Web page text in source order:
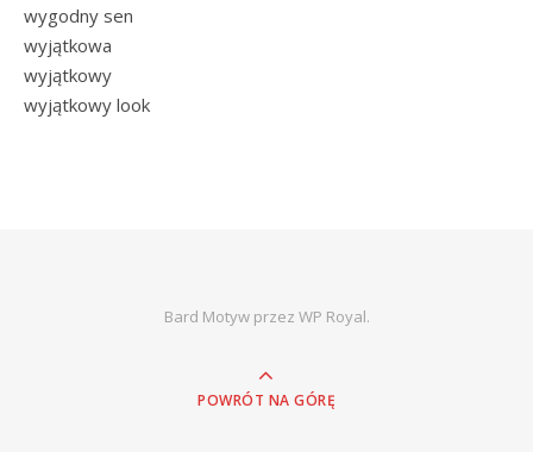
wygodny sen
wyjątkowa
wyjątkowy
wyjątkowy look
Bard Motyw przez WP Royal.
POWRÓT NA GÓRĘ